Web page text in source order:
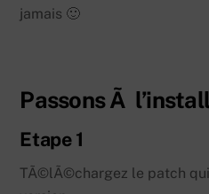
jamais 🙂
Passons Ã
Etape 1
TÃ©lÃ©chargez le patch